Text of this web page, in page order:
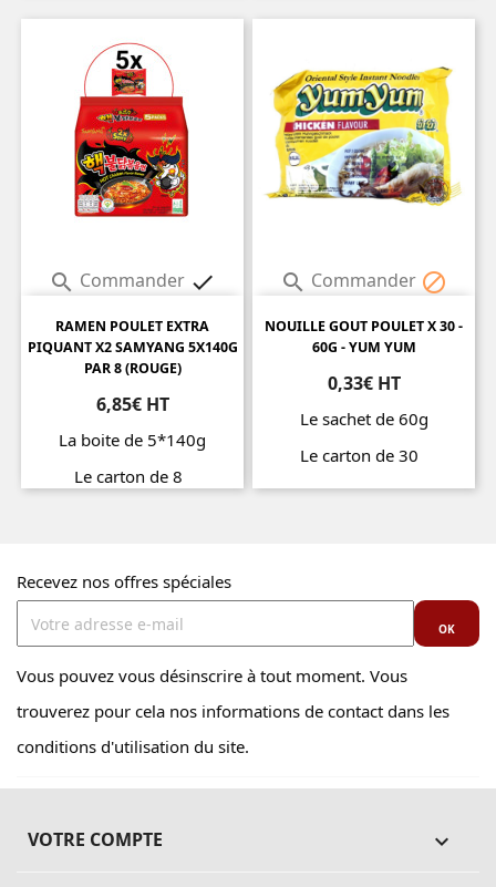
Prix Prix
 Commander 
RAMEN POULET EXTRA
PIQUANT X2 SAMYANG 5X140G
PAR 8 (ROUGE)
6,85€ HT
La boite de 5*140g
Le carton de 8
 Commander 
NOUILLE GOUT POULET X 30 -
60G - YUM YUM
0,33€ HT
Le sachet de 60g
Le carton de 30
Prix
Recevez nos offres spéciales
Vous pouvez vous désinscrire à tout moment. Vous
trouverez pour cela nos informations de contact dans les
conditions d'utilisation du site.
VOTRE COMPTE 